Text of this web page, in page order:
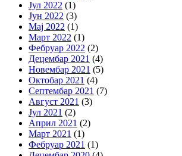
Јул 2022 (1)
Јун 2022 (3)
Мај 2022 (1)
Март 2022 (1)
Фебруар 2022 (2)
Децембар 2021 (4)
Новембар 2021 (5)
Октобар 2021 (4)
Септембар 2021 (7)
Август 2021 (3)
Јул 2021 (2)
Април 2021 (2)
Март 2021 (1)
Фебруар 2021 (1)